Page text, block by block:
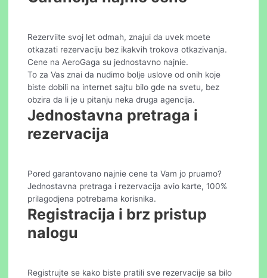
Rezerviite svoj let odmah, znajui da uvek moete
otkazati rezervaciju bez ikakvih trokova otkazivanja.
Cene na AeroGaga su jednostavno najnie.
To za Vas znai da nudimo bolje uslove od onih koje
biste dobili na internet sajtu bilo gde na svetu, bez
obzira da li je u pitanju neka druga agencija.
Jednostavna pretraga i
rezervacija
Pored garantovano najnie cene ta Vam jo pruamo?
Jednostavna pretraga i rezervacija avio karte, 100%
prilagodjena potrebama korisnika.
Registracija i brz pristup
nalogu
Registrujte se kako biste pratili sve rezervacije sa bilo